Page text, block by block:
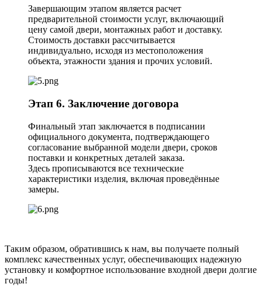
Завершающим этапом является расчет
предварительной стоимости услуг, включающий
цену самой двери, монтажных работ и доставку.
Стоимость доставки рассчитывается
индивидуально, исходя из местоположения
объекта, этажности здания и прочих условий.
Этап 6. Заключение договора
Финальный этап заключается в подписании
официального документа, подтверждающего
согласование выбранной модели двери, сроков
поставки и конкретных деталей заказа.
Здесь прописываются все технические
характеристики изделия, включая проведённые
замеры.
Таким образом, обратившись к нам, вы получаете полный
комплекс качественных услуг, обеспечивающих надежную
установку и комфортное использование входной двери долгие
годы!